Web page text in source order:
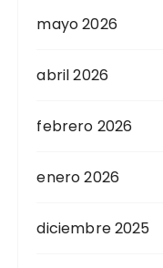
mayo 2026
abril 2026
febrero 2026
enero 2026
diciembre 2025